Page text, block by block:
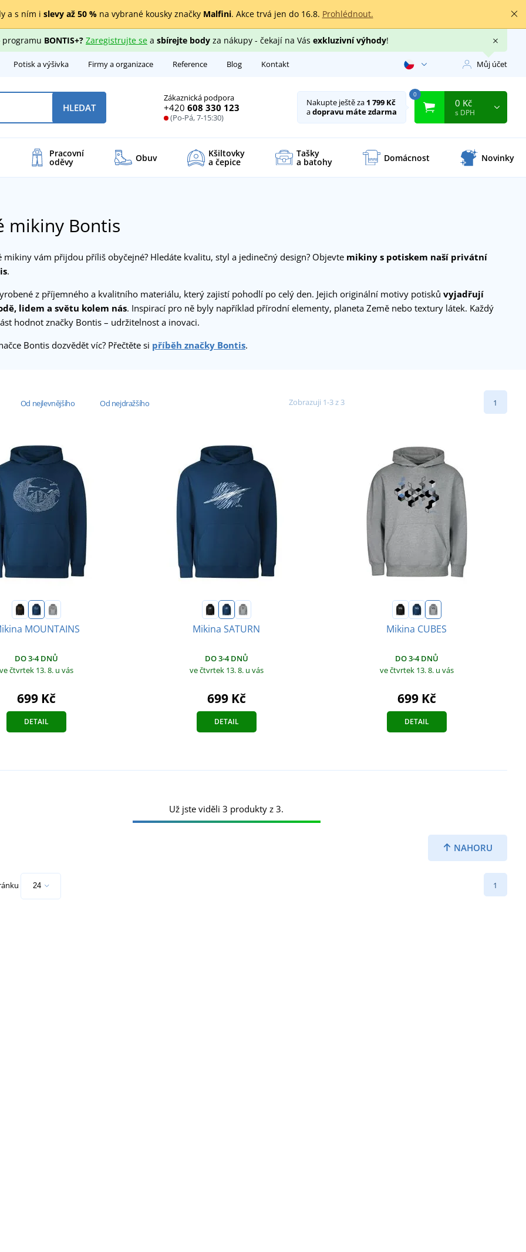
a s ním i slevy až 50 %na vybrané kousky značky Malfini. Akce trvá jen do 16.8. Prohlédnout.
programu BONTIS+? Zaregistrujte sea sbírejte bodyza nákupy - čekají na Vás exkluzivní výhody!
Potisk a výšivka Firmy a organizace Reference Blog Kontakt Můj účet
Zákaznická podpora
+420 608 330 123
(Po-Pá, 7-15:30)
HLEDAT Nakupte ještě za 1 799 Kč
adopravu máte zdarma
0
0 Kč
s DPH
Pracovní
oděvy Obuv Kšiltovky
a čepice
Tašky
a batohy Domácnost Novinky
mikiny Bontis
mikiny vám přijdou příliš obyčejné? Hledáte kvalitu, styl a jedinečný design? Objevte mikiny s potiskem naší privátní
.
z příjemného a kvalitního materiálu, který zajistí pohodlí po celý den. Jejich originální motivy potisků vyjadřují
lidem a světu kolem nás. Inspirací pro ně byly například přírodní elementy, planeta Země nebo textury látek. Každý
hodnot značky Bontis – udržitelnost a inovaci.
Bontis dozvědět víc? Přečtěte si příběh značky Bontis.
Od nejlevnějšího Od nejdražšího Zobrazuji 1-3 z 3 1
MOUNTAINS
DO 3-4 DNŮ
ve čtvrtek 13. 8. u vás
699 Kč
DETAIL
Mikina SATURN
DO 3-4 DNŮ
ve čtvrtek 13. 8. u vás
699 Kč
DETAIL
Mikina CUBES
DO 3-4 DNŮ
ve čtvrtek 13. 8. u vás
699 Kč
DETAIL
NAHORU
Už jste viděli 3 produkty z 3.
1